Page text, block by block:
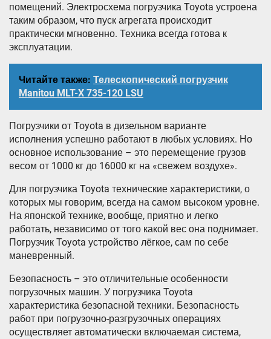
помещений. Электросхема погрузчика Toyota устроена
таким образом, что пуск агрегата происходит
практически мгновенно. Техника всегда готова к
эксплуатации.
Читайте также: Телескопический погрузчик
Manitou MLT-X 735-120 LSU
Погрузчики от Toyota в дизельном варианте
исполнения успешно работают в любых условиях. Но
основное использование – это перемещение грузов
весом от 1000 кг до 16000 кг на «свежем воздухе».
Для погрузчика Toyota технические характеристики, о
которых мы говорим, всегда на самом высоком уровне.
На японской технике, вообще, приятно и легко
работать, независимо от того какой вес она поднимает.
Погрузчик Toyota устройство лёгкое, сам по себе
маневренный.
Безопасность – это отличительные особенности
погрузочных машин. У погрузчика Toyota
характеристика безопасной техники. Безопасность
работ при погрузочно-разгрузочных операциях
осуществляет автоматически включаемая система,